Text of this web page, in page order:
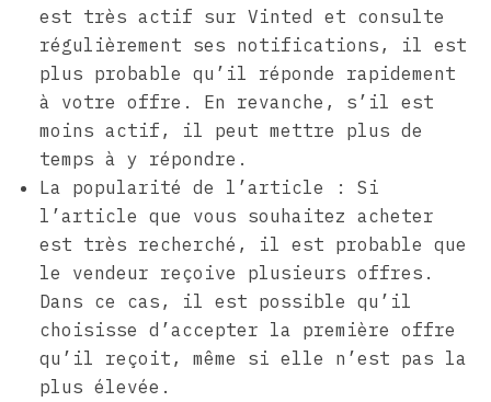
est très actif sur Vinted et consulte
régulièrement ses notifications, il est
plus probable qu’il réponde rapidement
à votre offre. En revanche, s’il est
moins actif, il peut mettre plus de
temps à y répondre.
La popularité de l’article : Si
l’article que vous souhaitez acheter
est très recherché, il est probable que
le vendeur reçoive plusieurs offres.
Dans ce cas, il est possible qu’il
choisisse d’accepter la première offre
qu’il reçoit, même si elle n’est pas la
plus élevée.